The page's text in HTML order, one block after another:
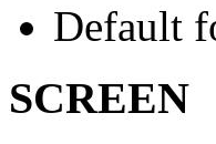
Default
SCREEN